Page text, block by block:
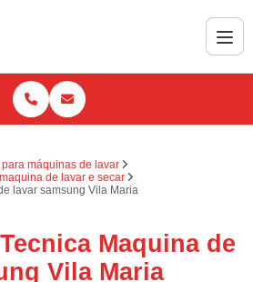
máquinas de lavar
de lavar e secar
lavar samsung Vila Maria
Maquina de
Vila Maria